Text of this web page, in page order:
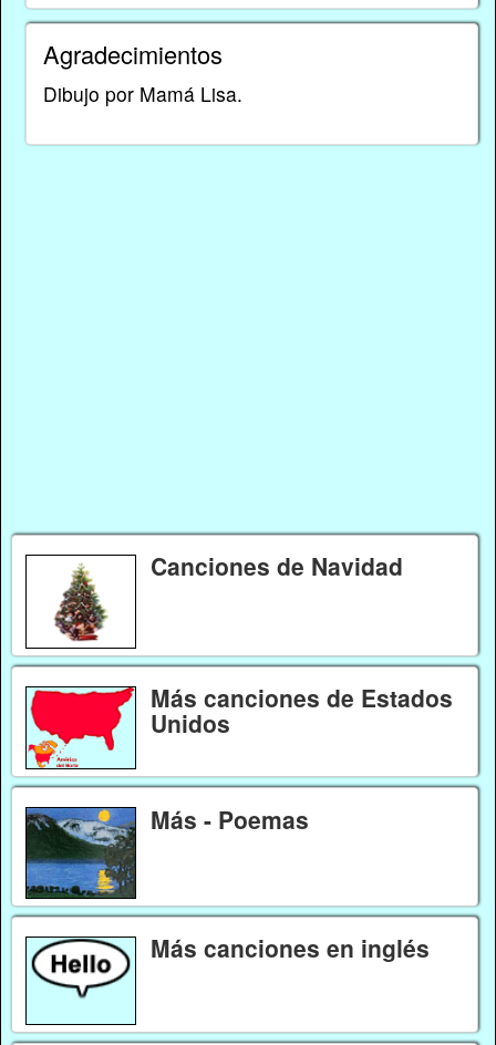
Agradecimientos
Dibujo por Mamá Lisa.
Canciones de Navidad
Más canciones de Estados
Unidos
Más - Poemas
Más canciones en inglés